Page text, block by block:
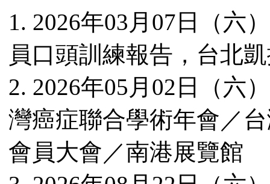
1. 2026年03月07日（六
員口頭訓練報告，台北
2. 2026年05 月 02 日（六
灣癌症聯合學術年會／
會員大會／南港展覽館